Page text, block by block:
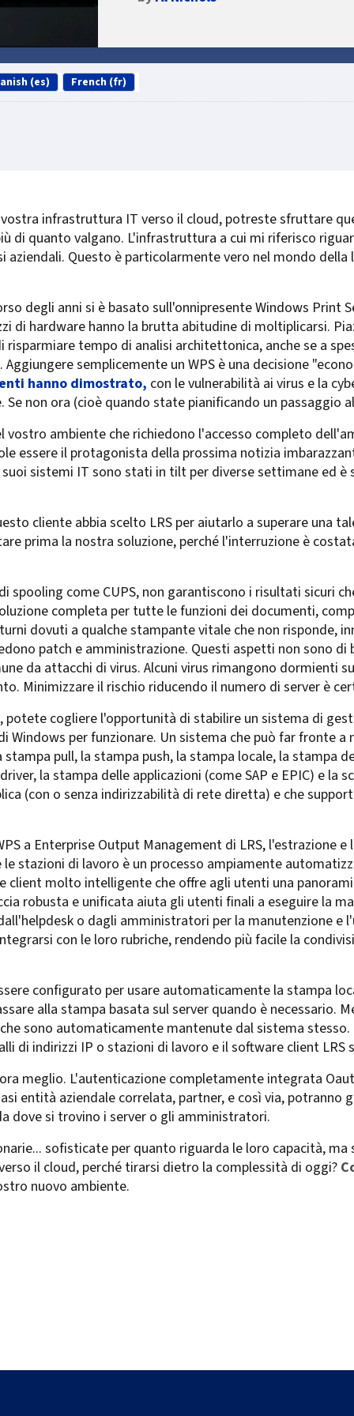
(es) French (fr)
infrastruttura IT verso il cloud, potreste sfruttare
di quanto valgano. L'infrastruttura a cui mi riferisco
Questo è particolarmente vero nel mondo della
degli anni si è basato sull'onnipresente Windows Print
di hardware hanno la brutta abitudine di moltiplicarsi.
tempo di analisi architettonica, anche se a
semplicemente un WPS è una decisione
hanno dimostrato, con le vulnerabilità ai virus e la
non ora (cioè quando state pianificando un passaggio
vostro ambiente che richiedono l'accesso completo
essere il protagonista della prossima notizia
sistemi IT sono stati in tilt per diverse settimane ed è
cliente abbia scelto LRS per aiutarlo a superare una
prima la nostra soluzione, perché l'interruzione è
spooling come CUPS, non garantiscono i risultati sicuri
completa per tutte le funzioni dei documenti,
dovuti a qualche stampante vitale che non risponde,
patch e amministrazione. Questi aspetti non sono di
da attacchi di virus. Alcuni virus rimangono dormienti
Minimizzare il rischio riducendo il numero di server è
potete cogliere l'opportunità di stabilire un sistema di
per funzionare. Un sistema che può far fronte a
pull, la stampa push, la stampa locale, la stampa
la stampa delle applicazioni (come SAP e EPIC) e la
(con o senza indirizzabilità di rete diretta) e che
a Enterprise Output Management di LRS, l'estrazione
stazioni di lavoro è un processo ampiamente
client molto intelligente che offre agli utenti una
robusta e unificata aiuta gli utenti finali a eseguire la
o dagli amministratori per la manutenzione e
con le loro rubriche, rendendo più facile la
configurato per usare automaticamente la stampa
alla stampa basata sul server quando è necessario.
sono automaticamente mantenute dal sistema
di indirizzi IP o stazioni di lavoro e il software client
meglio. L'autenticazione completamente integrata
entità aziendale correlata, partner, e così via, potranno
dove si trovino i server o gli amministratori.
sofisticate per quanto riguarda le loro capacità,
il cloud, perché tirarsi dietro la complessità di oggi?
nuovo ambiente.